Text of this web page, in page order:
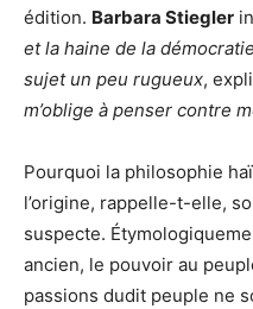
édition. Barbara Stiegler
et la haine de la démocratie
sujet un peu rugueux,
m’oblige à penser contre
Pourquoi la philosophie
l’origine, rappelle-t-elle,
suspecte.
ancien, le pouvoir au
passions dudit peuple ne